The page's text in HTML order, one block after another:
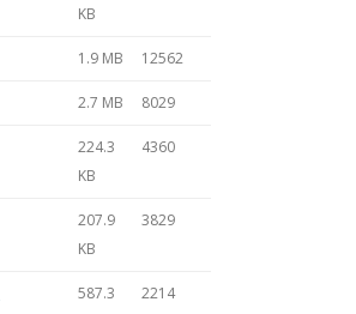
KB
1.9 MB 12562
2.7 MB 8029
224.3
KB
4360
207.9
KB
3829
587.3
2214